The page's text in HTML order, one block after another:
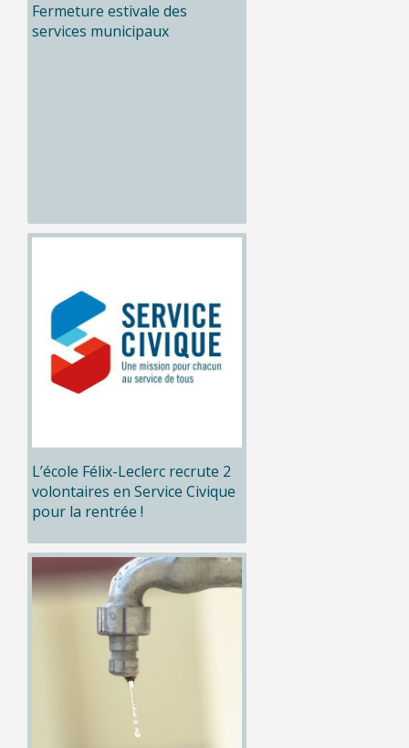
Fermeture estivale des
services municipaux
L’école Félix-Leclerc recrute 2
volontaires en Service Civique
pour la rentrée !